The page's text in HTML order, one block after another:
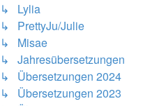
↳ Lylia
↳ PrettyJu/Julie
↳ Misae
↳ Jahresübersetzungen
↳ Übersetzungen 2024
↳ Übersetzungen 2023